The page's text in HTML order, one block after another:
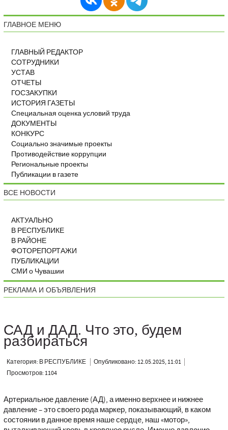
ГЛАВНОЕ МЕНЮ
ГЛАВНЫЙ РЕДАКТОР
СОТРУДНИКИ
УСТАВ
ОТЧЕТЫ
ГОСЗАКУПКИ
ИСТОРИЯ ГАЗЕТЫ
Специальная оценка условий труда
ДОКУМЕНТЫ
КОНКУРС
Социально значимые проекты
Противодействие коррупции
Региональные проекты
Публикации в газете
ВСЕ НОВОСТИ
АКТУАЛЬНО
В РЕСПУБЛИКЕ
В РАЙОНЕ
ФОТОРЕПОРТАЖИ
ПУБЛИКАЦИИ
СМИ о Чувашии
РЕКЛАМА И ОБЪЯВЛЕНИЯ
САД и ДАД. Что это, будем
разбираться
Категория: В РЕСПУБЛИКЕ
Опубликовано: 12.05.2025, 11:01
Просмотров: 1104
Артериальное давление (АД), а именно верхнее и нижнее
давление – это своего рода маркер, показывающий, в каком
состоянии в данное время наше сердце, наш «мотор»,